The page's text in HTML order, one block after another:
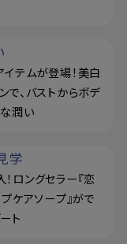
テムが登場！美白
で、バストからボデ
潤い
学
ロングセラー『恋
ケアソープ』がで
ト